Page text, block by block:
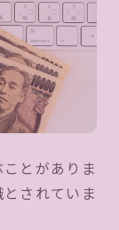
とがありま
されていま